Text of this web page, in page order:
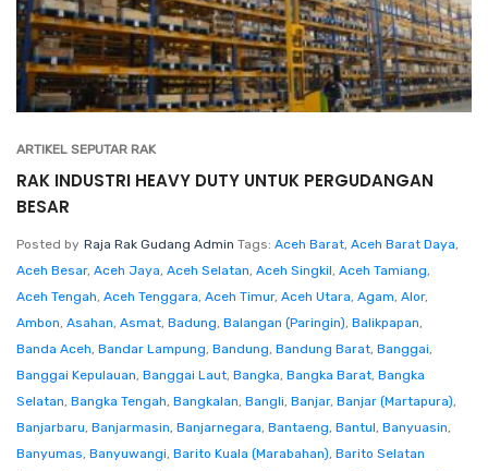
ARTIKEL SEPUTAR RAK
RAK INDUSTRI HEAVY DUTY UNTUK PERGUDANGAN
BESAR
Posted by Raja Rak Gudang Admin Tags: Aceh Barat, Aceh Barat Daya,
Aceh Besar, Aceh Jaya, Aceh Selatan, Aceh Singkil, Aceh Tamiang,
Aceh Tengah, Aceh Tenggara, Aceh Timur, Aceh Utara, Agam, Alor,
Ambon, Asahan, Asmat, Badung, Balangan (Paringin), Balikpapan,
Banda Aceh, Bandar Lampung, Bandung, Bandung Barat, Banggai,
Banggai Kepulauan, Banggai Laut, Bangka, Bangka Barat, Bangka
Selatan, Bangka Tengah, Bangkalan, Bangli, Banjar, Banjar (Martapura),
Banjarbaru, Banjarmasin, Banjarnegara, Bantaeng, Bantul, Banyuasin,
Banyumas, Banyuwangi, Barito Kuala (Marabahan), Barito Selatan